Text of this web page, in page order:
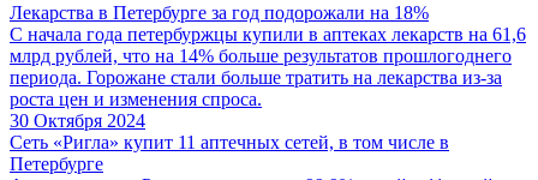
Лекарства в Петербурге за год подорожали на 18%
С начала года петербуржцы купили в аптеках лекарств на 61,6
млрд рублей, что на 14% больше результатов прошлогоднего
периода. Горожане стали больше тратить на лекарства из-за
роста цен и изменения спроса.
30 Октября 2024
Сеть «Ригла» купит 11 аптечных сетей, в том числе в
Петербурге